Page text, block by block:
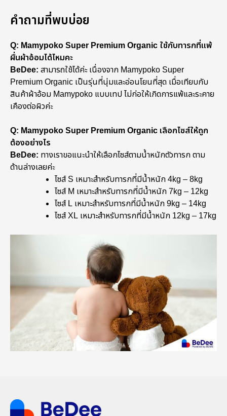
คำถามที่พบบ่อย
Q: Mamypoko Super Premium Organic ใช้กับทารกที่แพ้
ผื่นผ้าอ้อมได้ไหมคะ
BeDee: สามารถใช้ได้ค่ะ เนื่องจาก Mamypoko Super
Premium Organic เป็นรุ่นที่นุ่มและอ่อนโยนที่สุด เมื่อเทียบกับ
สินค้าผ้าอ้อม Mamypoko แบบเทป ไม่ก่อให้เกิดการแพ้และระคาย
เคืองต่อผิวค่ะ
Q: Mamypoko Super Premium Organic เลือกไซส์ให้ถูก
ต้องอย่างไร
BeDee: ทางเราขอแนะนำให้เลือกไซส์ตามน้ำหนักตัวทารก ตาม
ด้านล่างเลยค่ะ
ไซส์ S เหมาะสำหรับทารกที่มีน้ำหนัก 4kg – 8kg
ไซส์ M เหมาะสำหรับทารกที่มีน้ำหนัก 7kg – 12kg
ไซส์ L เหมาะสำหรับทารกที่มีน้ำหนัก 9kg – 14kg
ไซส์ XL เหมาะสำหรับทารกที่มีน้ำหนัก 12kg – 17kg